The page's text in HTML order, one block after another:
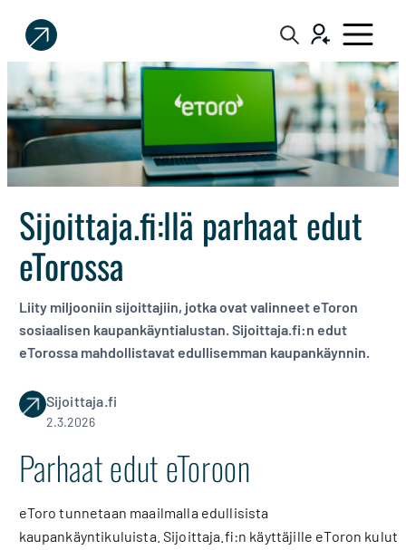
Sijoittaja.fi
Tee
parempia
sijoituspäätöksiä
Sijoittaja.fi:llä parhaat edut
eTorossa
Liity miljooniin sijoittajiin, jotka ovat valinneet eToron
sosiaalisen kaupankäyntialustan. Sijoittaja.fi:n edut
eTorossa mahdollistavat edullisemman kaupankäynnin.
Sijoittaja.fi
2.3.2026
Parhaat edut eToroon
eToro tunnetaan maailmalla edullisista
kaupankäyntikuluista. Sijoittaja.fi:n käyttäjille eToron kulut